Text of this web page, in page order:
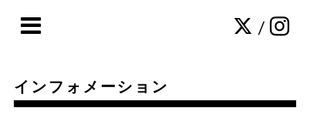
/
インフォメーション